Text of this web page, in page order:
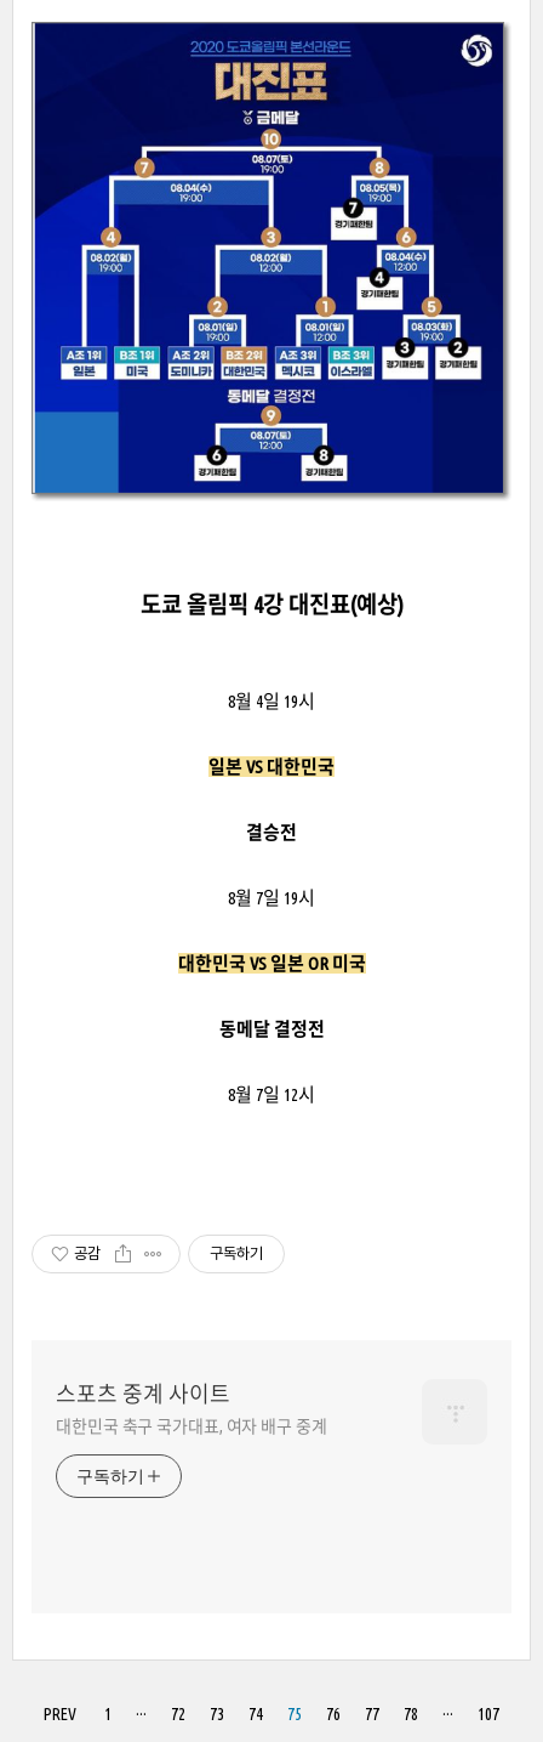
도쿄 올림픽 4강 대진표(예상)
8월 4일 19시
일본 VS 대한민국
결승전
8월 7일 19시
대한민국 VS 일본 OR 미국
동메달 결정전
8월 7일 12시
공감 구독하기
스포츠 중계 사이트
대한민국 축구 국가대표, 여자 배구 중계
구독하기
PREV 1 ··· 72 73 74 75 76 77 78 ··· 107